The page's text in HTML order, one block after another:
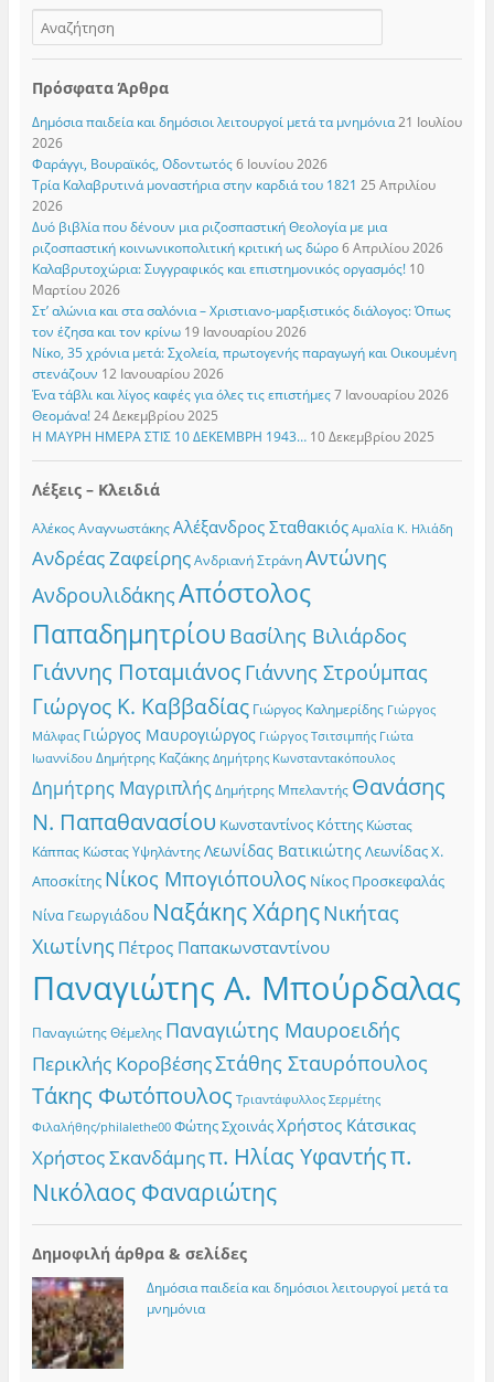
Πρόσφατα Άρθρα
Δημόσια παιδεία και δημόσιοι λειτουργοί μετά τα μνημόνια 21 Ιουλίου
2026
Φαράγγι, Βουραϊκός, Οδοντωτός 6 Ιουνίου 2026
Τρία Καλαβρυτινά μοναστήρια στην καρδιά του 1821 25 Απριλίου
2026
Δυό βιβλία που δένουν μια ριζοσπαστική Θεολογία με μια
ριζοσπαστική κοινωνικοπολιτική κριτική ως δώρο 6 Απριλίου 2026
Καλαβρυτοχώρια: Συγγραφικός και επιστημονικός οργασμός! 10
Μαρτίου 2026
Στ’ αλώνια και στα σαλόνια – Χριστιανο-μαρξιστικός διάλογος: Όπως
τον έζησα και τον κρίνω 19 Ιανουαρίου 2026
Νίκο, 35 χρόνια μετά: Σχολεία, πρωτογενής παραγωγή και Οικουμένη
στενάζουν 12 Ιανουαρίου 2026
Ένα τάβλι και λίγος καφές για όλες τις επιστήμες 7 Ιανουαρίου 2026
Θεομάνα! 24 Δεκεμβρίου 2025
Η ΜΑΥΡΗ ΗΜΕΡΑ ΣΤΙΣ 10 ΔΕΚΕΜΒΡΗ 1943… 10 Δεκεμβρίου 2025
Λέξεις – Κλειδιά
Αλέκος Αναγνωστάκης Αλέξανδρος Σταθακιός Αμαλία Κ. Ηλιάδη
Ανδρέας Ζαφείρης Ανδριανή Στράνη Αντώνης
ΑνδρουλιδάκηςΑπόστολος
Παπαδημητρίου Βασίλης Βιλιάρδος
Γιάννης Ποταμιάνος Γιάννης Στρούμπας
Γιώργος Κ. Καββαδίας Γιώργος Καλημερίδης Γιώργος
Μάλφας Γιώργος Μαυρογιώργος Γιώργος Τσιτσιμπής Γιώτα
Ιωαννίδου Δημήτρης Καζάκης Δημήτρης Κωνσταντακόπουλος
Δημήτρης Μαγριπλής Δημήτρης Μπελαντής Θανάσης
Ν. Παπαθανασίου Κωνσταντίνος Κόττης Κώστας
Κάππας Κώστας Υψηλάντης Λεωνίδας ΒατικιώτηςΛεωνίδας Χ.
Αποσκίτης Νίκος Μπογιόπουλος Νίκος Προσκεφαλάς
Νίνα Γεωργιάδου Ναξάκης ΧάρηςΝικήτας
Χιωτίνης Πέτρος Παπακωνσταντίνου
Παναγιώτης Α. Μπούρδαλας
Παναγιώτης Θέμελης Παναγιώτης Μαυροειδής
Περικλής ΚοροβέσηςΣτάθης Σταυρόπουλος
Τάκης Φωτόπουλος Τριαντάφυλλος Σερμέτης
Φιλαλήθης/philalethe00 Φώτης ΣχοινάςΧρήστος Κάτσικας
Χρήστος Σκανδάμηςπ. Ηλίας Υφαντήςπ.
Νικόλαος Φαναριώτης
Δημοφιλή άρθρα & σελίδες
Δημόσια παιδεία και δημόσιοι λειτουργοί μετά τα
μνημόνια